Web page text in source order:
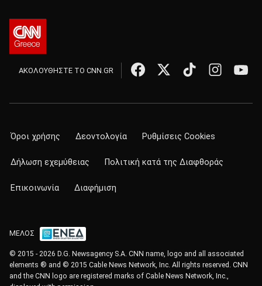
ΑΚΟΛΟΥΘΗΣΤΕ ΤΟ CNN.GR
Όροι χρήσης Δεοντολογία Ρυθμίσεις Cookies
Δήλωση εχεμύθειας Πολιτική κατά της Διαφθοράς
Επικοινωνία Διαφήμιση
ΜΕΛΟΣ
© 2015 - 2026 D.G. Newsagency S.A. CNN name, logo and all associated
elements ® and © 2015 Cable News Network, Inc. All rights reserved. CNN
and the CNN logo are registered marks of Cable News Network, Inc.,